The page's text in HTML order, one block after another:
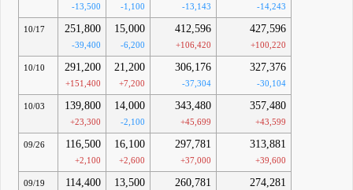
-13,500 -1,100 -13,143 -14,243
10/17 251,800
-39,400
15,000
-6,200
412,596
+106,420
427,596
+100,220
10/10 291,200
+151,400
21,200
+7,200
306,176
-37,304
327,376
-30,104
10/03 139,800
+23,300
14,000
-2,100
343,480
+45,699
357,480
+43,599
09/26 116,500
+2,100
16,100
+2,600
297,781
+37,000
313,881
+39,600
09/19 114,400 13,500 260,781 274,281